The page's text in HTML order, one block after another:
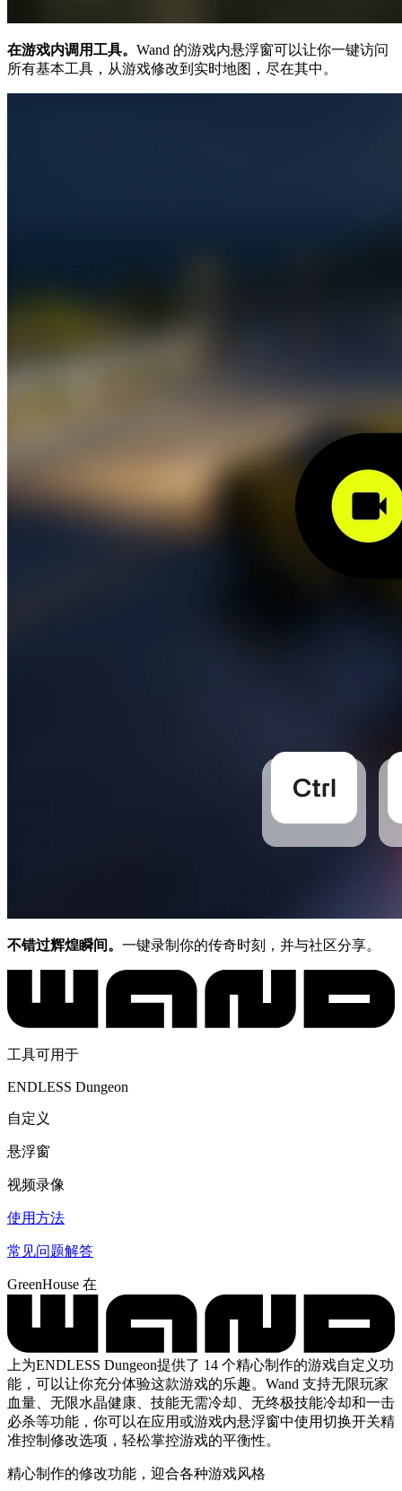
在游戏内调用工具。 Wand 的游戏内悬浮窗可以让你一键访问
所有基本工具，从游戏修改到实时地图，尽在其中。
不错过辉煌瞬间。 一键录制你的传奇时刻，并与社区分享。
工具可用于
ENDLESS Dungeon
自定义
悬浮窗
视频录像
使用方法
常见问题解答
GreenHouse 在
上为ENDLESS Dungeon提供了 14 个精心制作的游戏自定义功
能，可以让你充分体验这款游戏的乐趣。Wand 支持无限玩家
血量、无限水晶健康、技能无需冷却、无终极技能冷却和一击
必杀等功能，你可以在应用或游戏内悬浮窗中使用切换开关精
准控制修改选项，轻松掌控游戏的平衡性。
精心制作的修改功能，迎合各种游戏风格